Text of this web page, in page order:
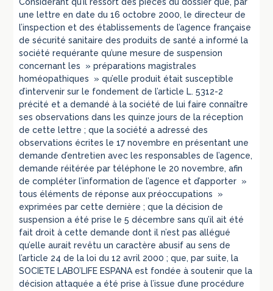
Considérant qu’il ressort des pièces du dossier que, par
une lettre en date du 16 octobre 2000, le directeur de
l’inspection et des établissements de l’agence française
de sécurité sanitaire des produits de santé a informé la
société requérante qu’une mesure de suspension
concernant les » préparations magistrales
homéopathiques » qu’elle produit était susceptible
d’intervenir sur le fondement de l’article L. 5312-2
précité et a demandé à la société de lui faire connaître
ses observations dans les quinze jours de la réception
de cette lettre ; que la société a adressé des
observations écrites le 17 novembre en présentant une
demande d’entretien avec les responsables de l’agence,
demande réitérée par téléphone le 20 novembre, afin
de compléter l’information de l’agence et d’apporter »
tous éléments de réponse aux préoccupations »
exprimées par cette dernière ; que la décision de
suspension a été prise le 5 décembre sans qu’il ait été
fait droit à cette demande dont il n’est pas allégué
qu’elle aurait revêtu un caractère abusif au sens de
l’article 24 de la loi du 12 avril 2000 ; que, par suite, la
SOCIETE LABO’LIFE ESPANA est fondée à soutenir que la
décision attaquée a été prise à l’issue d’une procédure